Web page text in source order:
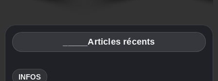
_____Articles récents
INFOS